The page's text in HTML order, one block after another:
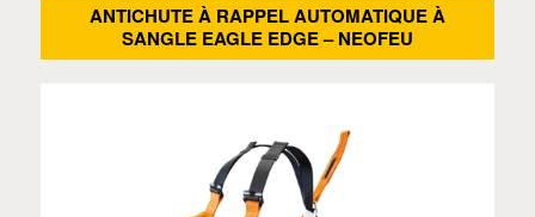
ANTICHUTE À RAPPEL AUTOMATIQUE À
SANGLE EAGLE EDGE – NEOFEU